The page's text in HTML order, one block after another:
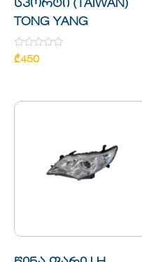
სპორტი (TAIWAN)
TONG YANG
Rated
0
₾450